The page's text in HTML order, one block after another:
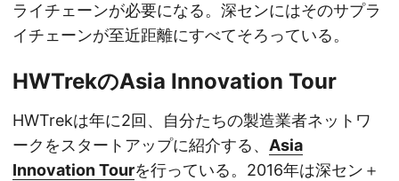
ライチェーンが必要になる。深センにはそのサプラ
イチェーンが至近距離にすべてそろっている。
HWTrekのAsia Innovation Tour
HWTrekは年に2回、自分たちの製造業者ネットワ
ークをスタートアップに紹介する、 Asia
Innovation Tourを行っている。2016年は深セン＋